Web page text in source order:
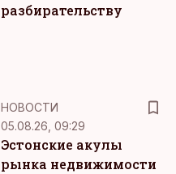
разбирательству
НОВОСТИ
05.08.26, 09:29
Эстонские акулы
рынка недвижимости